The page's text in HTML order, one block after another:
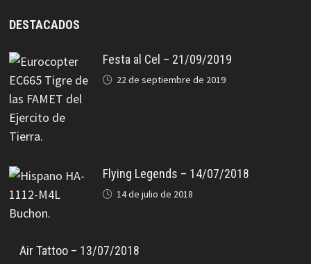
DESTACADOS
Festa al Cel – 21/09/2019
22 de septiembre de 2019
Flying Legends – 14/07/2018
14 de julio de 2018
Air Tattoo – 13/07/2018